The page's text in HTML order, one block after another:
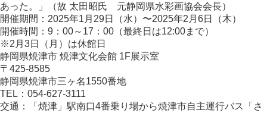
あった。」（故 太田昭氏 元静岡県水彩画協会会長）
開催期間：2025年1月29日（水）〜2025年2月6日（木）
開催時間：9：00～17：00（最終日は12:00まで）
※2月3日（月）は休館日
静岡県焼津市 焼津文化会館 1F展示室
〒425-8585
静岡県焼津市三ヶ名1550番地
TEL：054‐627‐3111
交通：「焼津」駅南口4番乗り場から焼津市自主運行バス「さ